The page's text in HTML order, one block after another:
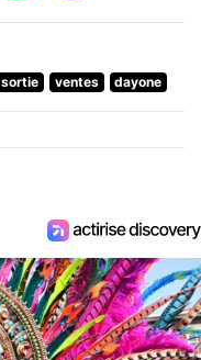
sortie ventes dayone